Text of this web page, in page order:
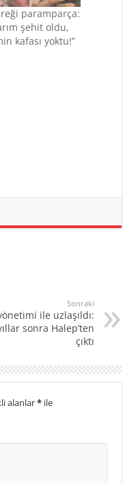
paramparça:
şehit oldu,
kafası yoktu!”
Sonraki
ile uzlaşıldı:
sonra Halep’ten
çıktı
alanlar* ile